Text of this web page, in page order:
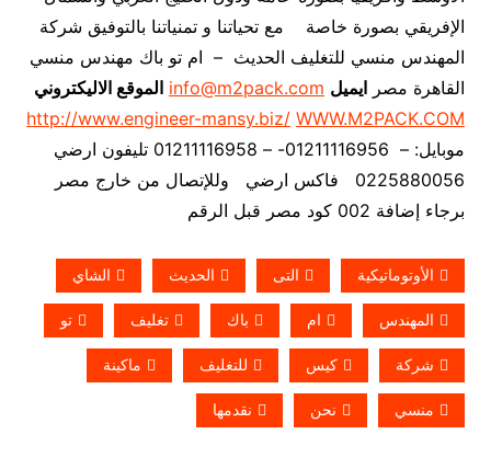
الإفريقي بصورة خاصة مع تحياتنا و تمنياتنا بالتوفيق شركة
المهندس منسي للتغليف الحديث – ام تو باك مهندس منسي
القاهرة مصر ايميل info@m2pack.com الموقع الاليكتروني
http://www.engineer-mansy.biz/ WWW.M2PACK.COM
موبايل: – 01211116956- – 01211116958 تليفون ارضي
0225880056 فاكس ارضي
وللإتصال من خارج مصر
برجاء إضافة 002 كود مصر قبل الرقم
الأوتوماتيكية التى الحديث الشاي
المهندس ام باك تغليف تو
شركة كيس للتغليف ماكينة
منسي نحن نقدمها